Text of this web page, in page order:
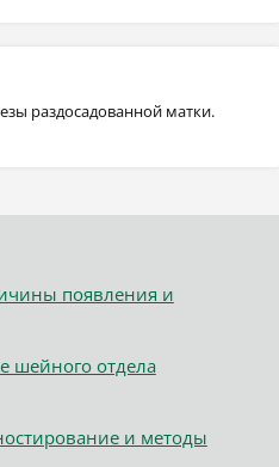
раздосадованной матки.
появления и
шейного отдела
и методы